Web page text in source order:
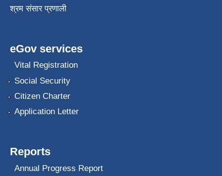
श्रम संसार प्रणाली
eGov services
Vital Registration
Social Security
Citizen Charter
Application Letter
Reports
Annual Progress Report